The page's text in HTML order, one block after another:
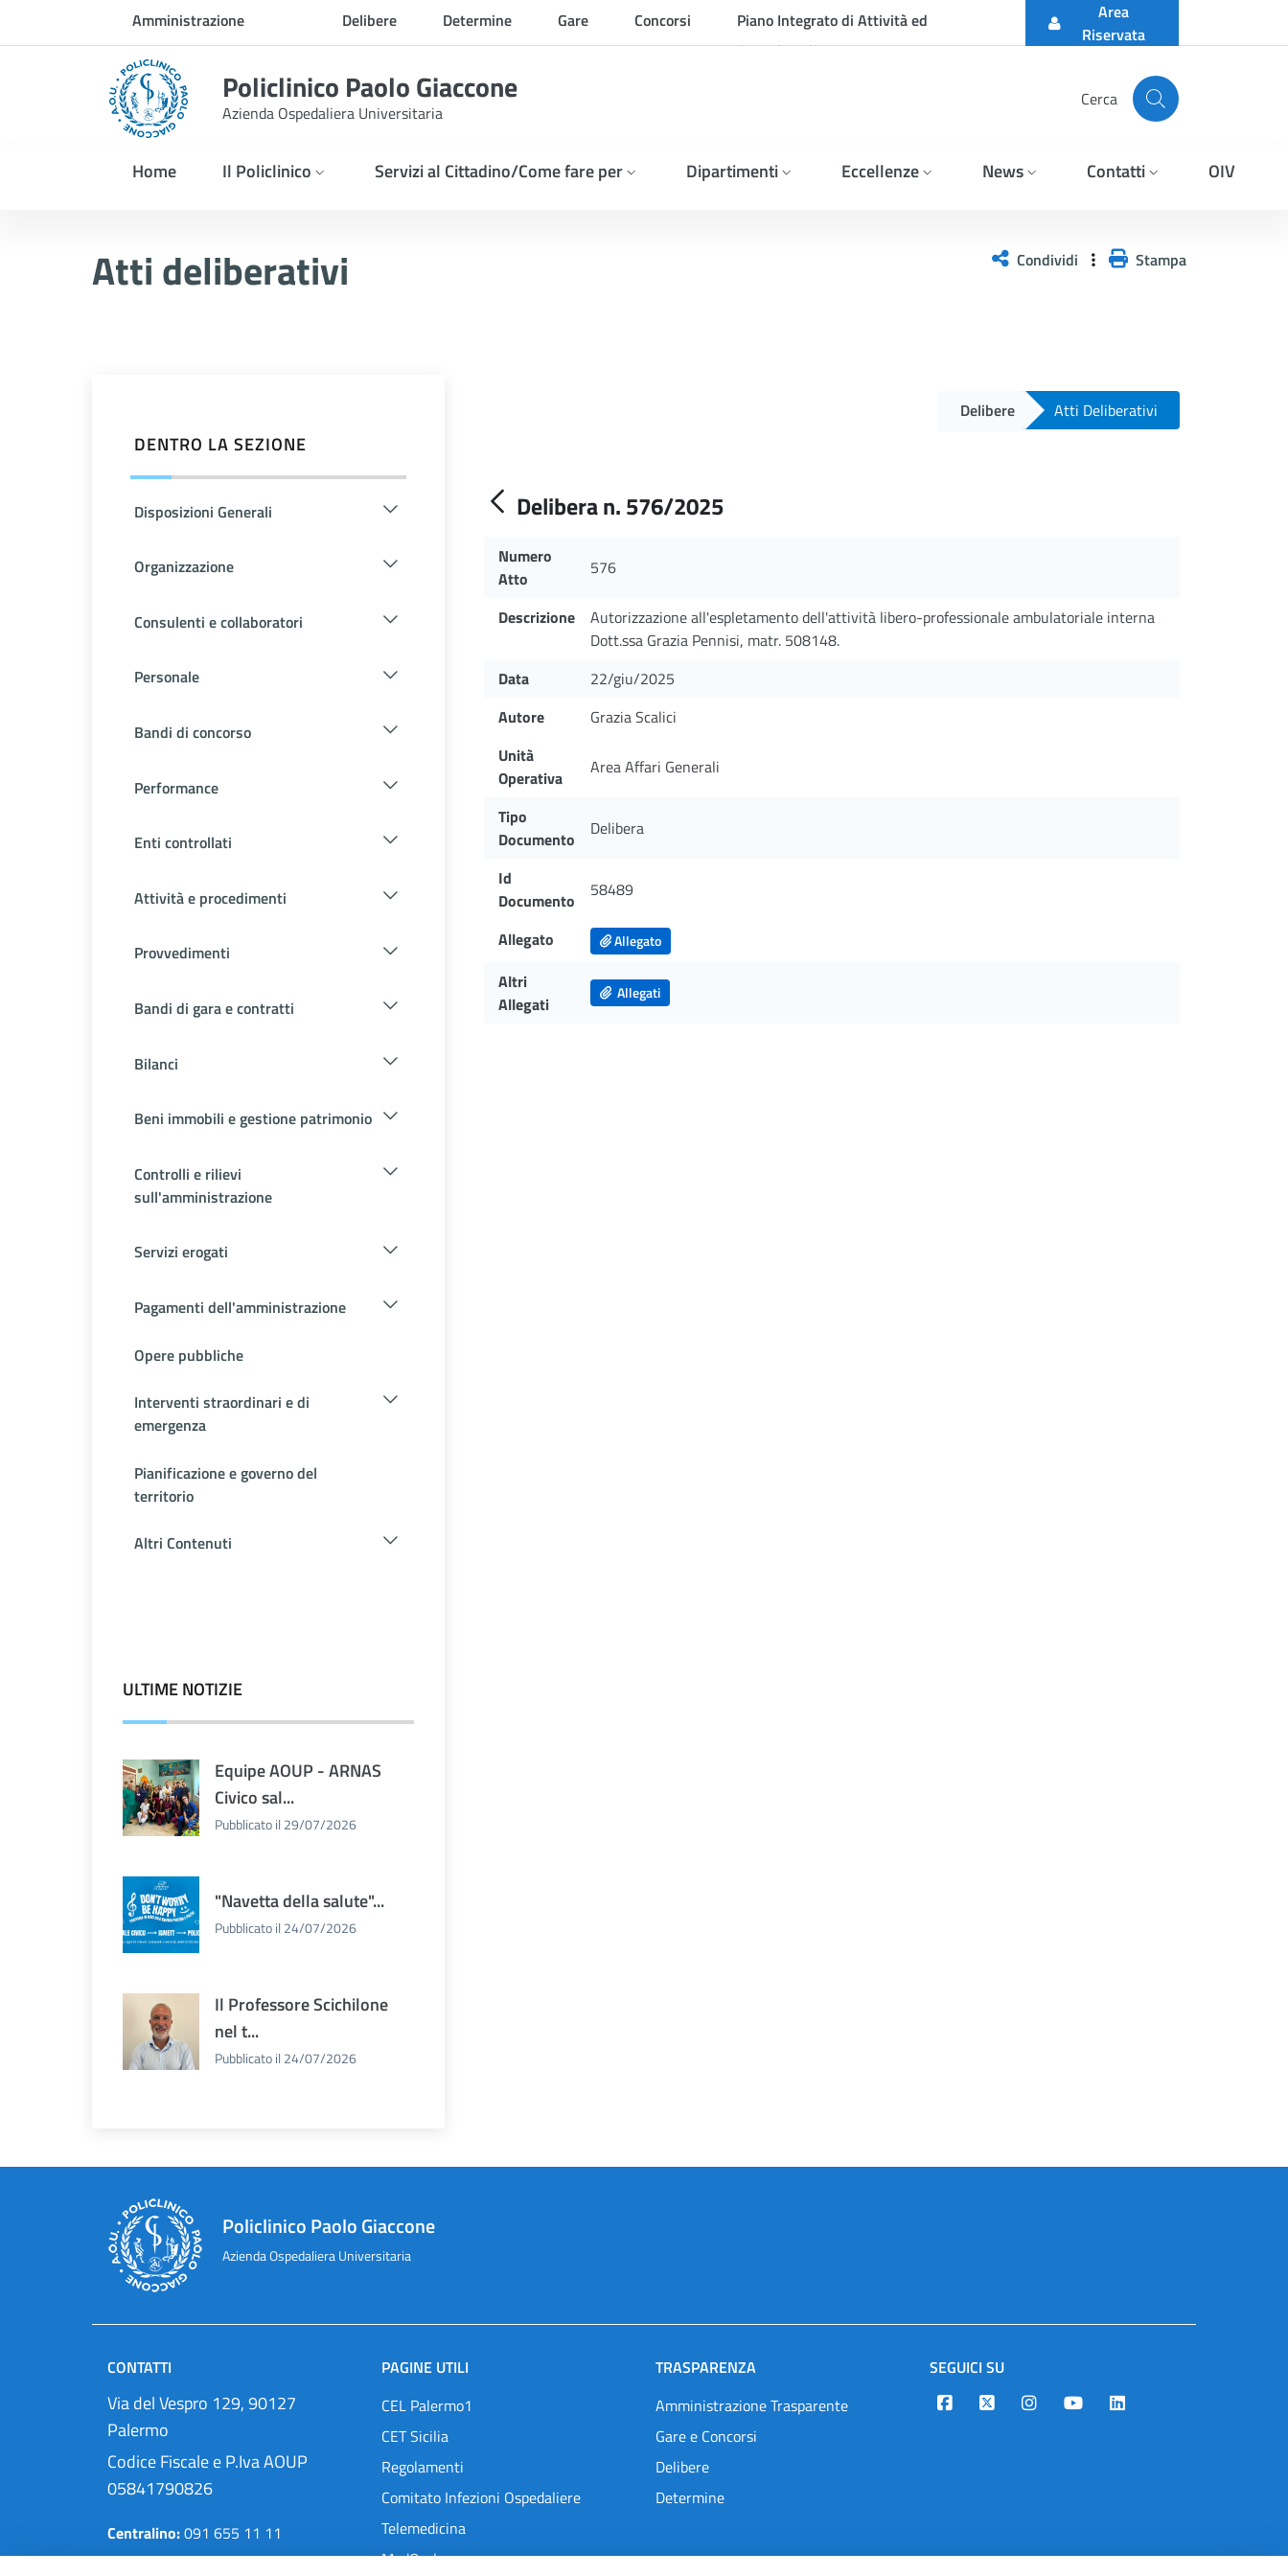
Skip to Main ContentAmministrazione
trasparente
Delibere Determine Gare Concorsi
Piano Integrato di Attività ed
Organizzazione
Area
Riservata
Policlinico Paolo Giaccone
Azienda Ospedaliera Universitaria
Cerca
Home Il Policlinico Servizi al Cittadino/Come fare per Dipartimenti Eccellenze News Contatti OIV
Atti deliberativi Condividi Stampa
DENTRO LA SEZIONE
Disposizioni Generali
Organizzazione
Consulenti e collaboratori
Personale
Bandi di concorso
Performance
Enti controllati
Attività e procedimenti
Provvedimenti
Bandi di gara e contratti
Bilanci
Beni immobili e gestione patrimonio
Controlli e rilievi
sull'amministrazione
Servizi erogati
Pagamenti dell'amministrazione
Opere pubbliche
Interventi straordinari e di
emergenza
Pianificazione e governo del
territorio
Altri Contenuti
ULTIME NOTIZIE
Equipe AOUP - ARNAS
Civico sal...
Pubblicato il 29/07/2026
"Navetta della salute"...
Pubblicato il 24/07/2026
Il Professore Scichilone
nel t...
Pubblicato il 24/07/2026
Delibere Atti Deliberativi
Delibera n. 576/2025
Numero
Atto
576
Descrizione
Autorizzazione all'espletamento dell'attività libero-professionale ambulatoriale interna
Dott.ssa Grazia Pennisi, matr. 508148.
Data
22/giu/2025
Autore
Grazia Scalici
Unità
Operativa
Area Affari Generali
Tipo
Documento
Delibera
Id
Documento
58489
Allegato Allegato
Altri
Allegati
Allegati
Policlinico Paolo Giaccone
Azienda Ospedaliera Universitaria
CONTATTI
Via del Vespro 129, 90127
Palermo
Codice Fiscale e P.Iva AOUP
05841790826
Centralino:091 655 11 11
Pec:protocollo@cert.policlinico.pa.it
PAGINE UTILI
CEL Palermo1
CET Sicilia
Regolamenti
Comitato Infezioni Ospedaliere
Telemedicina
MedOral
TRASPARENZA
Amministrazione Trasparente
Gare e Concorsi
Delibere
Determine
SEGUICI SU
Designers Italia
TwitterInstagramYoutubeLinkedin